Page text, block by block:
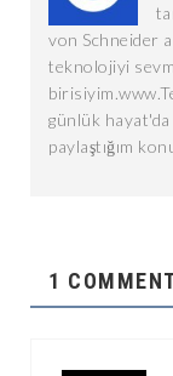
von Schneider
teknolojiyi
günlük hayat'da
paylaştığım
1